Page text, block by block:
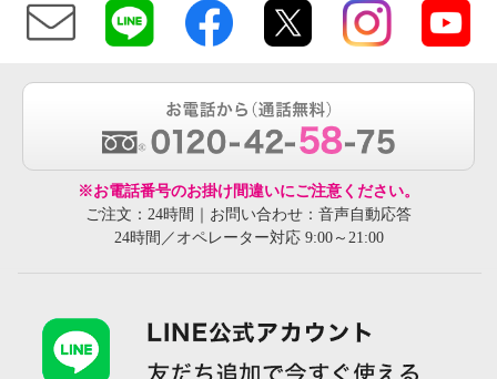
※お電話番号のお掛け間違いにご注意ください。
ご注文：24時間｜お問い合わせ：音声自動応答
24時間／オペレーター対応 9:00～21:00